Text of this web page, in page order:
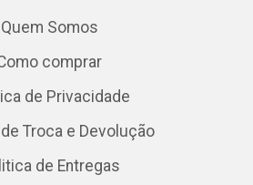
Quem Somos
comprar
de Privacidade
Troca e Devolução
de Entregas